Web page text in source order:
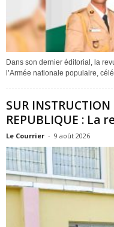
Dans son dernier éditorial, la
l’Armée nationale populaire,
SUR
REPUBLIQUE : La
Le Courrier - 9 août 2026